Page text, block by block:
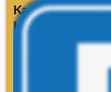
Kamera-
Hotelparkplatz
Bei der Einfahrt